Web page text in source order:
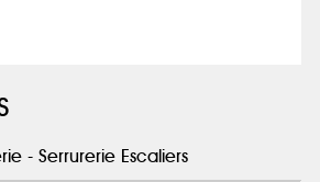
- Serrurerie Escaliers